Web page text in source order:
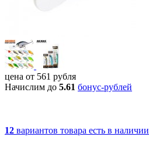
цена от 561 рубля
Начислим до 5.61 бонус-рублей
12 вариантов товара есть в наличии